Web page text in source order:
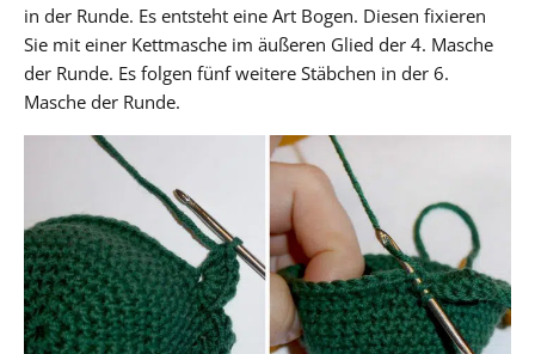
in der Runde. Es entsteht eine Art Bogen. Diesen fixieren
Sie mit einer Kettmasche im äußeren Glied der 4. Masche
der Runde. Es folgen fünf weitere Stäbchen in der 6.
Masche der Runde.